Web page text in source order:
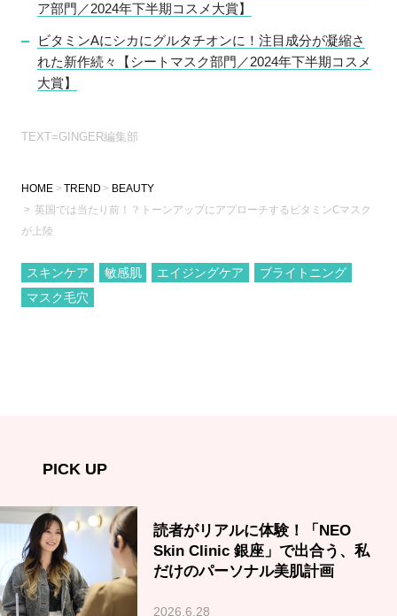
ア部門／2024年下半期コスメ大賞】
ビタミンAにシカにグルタチオンに！注目成分が凝縮さ
れた新作続々【シートマスク部門／2024年下半期コスメ
大賞】
TEXT=GINGER編集部
HOME TREND
BEAUTY
英国では当たり前！？トーンアップにアプローチするビタミンⅭマスク
が上陸
スキンケア 敏感肌 エイジングケア
ブライトニング
マスク毛穴
PICK UP
読者がリアルに体験！「NEO
Skin Clinic 銀座」で出合う、私
だけのパーソナル美肌計画
2026.6.28